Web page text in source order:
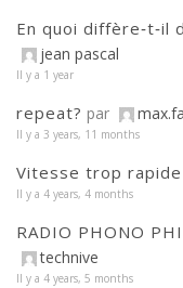
En quoi
jean pascal
Il y a 1 year
repeat? par
Il y a 3 years, 11 months
Vitesse trop rapide
Il y a 4 years, 4 months
RADIO PHONO
technive
Il y a 4 years, 5 months